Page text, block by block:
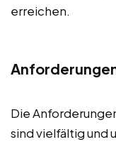
erreichen.
Die
sind vielfältig und